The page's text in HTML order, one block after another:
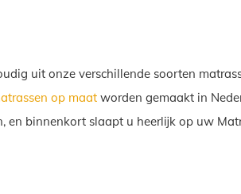
uit onze verschillende soorten
op maat worden gemaakt in
en binnenkort slaapt u heerlijk op uw